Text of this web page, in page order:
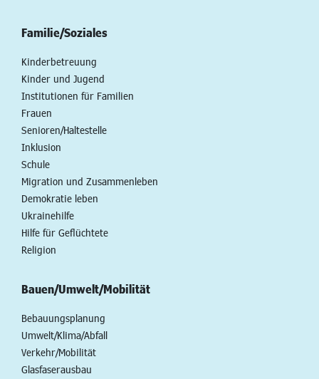
Familie/Soziales
Kinderbetreuung
Kinder und Jugend
Institutionen für Familien
Frauen
Senioren/Haltestelle
Inklusion
Schule
Migration und Zusammenleben
Demokratie leben
Ukrainehilfe
Hilfe für Geflüchtete
Religion
Bauen/Umwelt/Mobilität
Bebauungsplanung
Umwelt/Klima/Abfall
Verkehr/Mobilität
Glasfaserausbau